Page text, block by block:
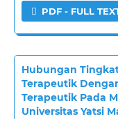
PDF - FULL
Hubungan
Terapeutik
Terapeutik Pada
Universitas Yatsi